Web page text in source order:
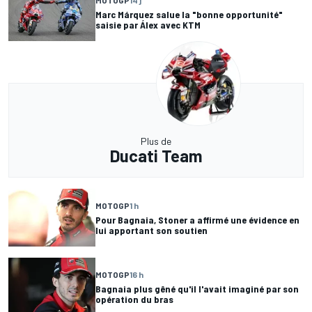
Marc Márquez salue la "bonne opportunité"
saisie par Álex avec KTM
Plus de
Ducati Team
MOTOGP1 h
Pour Bagnaia, Stoner a affirmé une évidence en
lui apportant son soutien
MOTOGP16 h
Bagnaia plus gêné qu'il l'avait imaginé par son
opération du bras